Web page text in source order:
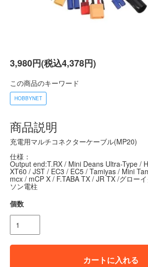
3,980円(税込4,378円)
この商品のキーワード
HOBBYNET
商品説明
充電用マルチコネクターケーブル(MP20)
仕様：
Output end:T.RX / Mini Deans Ultra-Type /
XT60 / JST / EC3 / EC5 / Tamiyas / Mini
mcx / mCP X / F.TABA TX / JR TX /グロー
ソン電柱
個数
カートに入れる